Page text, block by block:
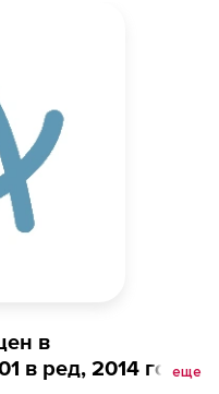
в
в ред, 2014 года,
еще